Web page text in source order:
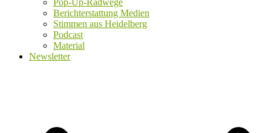
Pop-Up-Radwege
Berichterstattung Medien
Stimmen aus Heidelberg
Podcast
Material
Newsletter